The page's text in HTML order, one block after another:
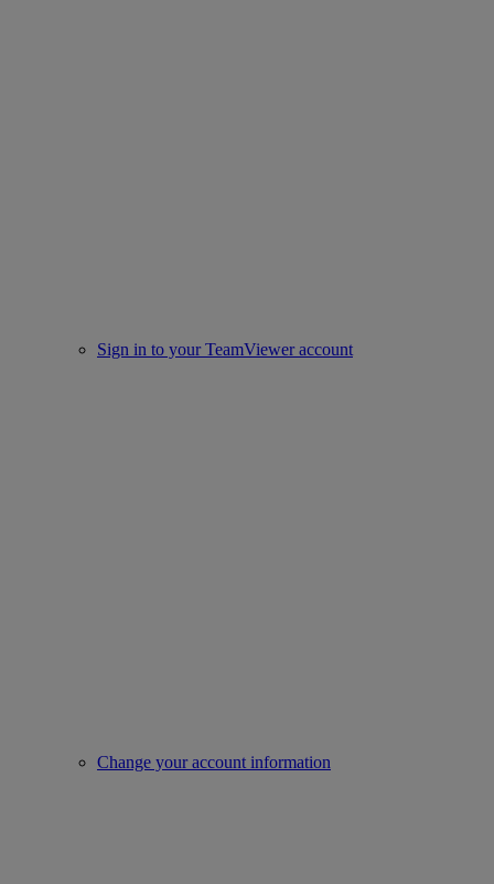
Sign in to your TeamViewer account
Change your account information